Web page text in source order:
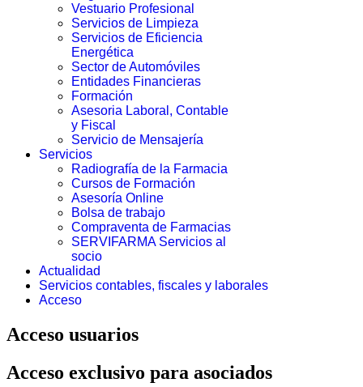
Vestuario Profesional
Servicios de Limpieza
Servicios de Eficiencia
Energética
Sector de Automóviles
Entidades Financieras
Formación
Asesoria Laboral, Contable
y Fiscal
Servicio de Mensajería
Servicios
Radiografía de la Farmacia
Cursos de Formación
Asesoría Online
Bolsa de trabajo
Compraventa de Farmacias
SERVIFARMA Servicios al
socio
Actualidad
Servicios contables, fiscales y laborales
Acceso
Acceso usuarios
Acceso exclusivo para asociados